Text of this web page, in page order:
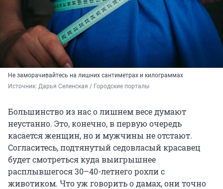
Не заморачивайтесь на лишних сантиметрах и килограммах
Источник: Дарья Селенская / Городские порталы
Большинство из нас о лишнем весе думают
неустанно. Это, конечно, в первую очередь
касается женщин, но и мужчины не отстают.
Согласитесь, подтянутый седовласый красавец
будет смотреться куда выигрышнее
расплывшегося 30–40-летнего рохли с
животиком. Что уж говорить о дамах, они точно